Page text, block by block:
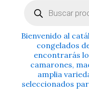
productos
Bienvenido al
congelados
encontrarás
camarones,
amplia
seleccionados